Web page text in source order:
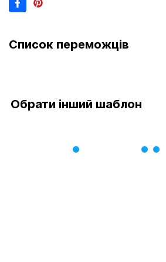
Список переможців
Обрати інший шаблон